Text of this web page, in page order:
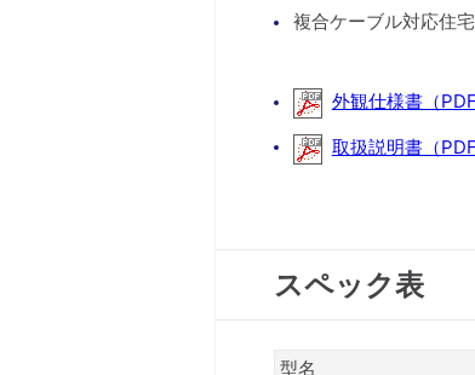
複合ケーブル対応住宅
外観仕様書（
取扱説明書（
スペック表
型名